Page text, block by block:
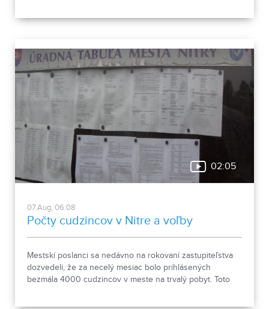
02:05
07.Aug, 06:08
Počty cudzincov v Nitre a voľby
Mestskí poslanci sa nedávno na rokovaní zastupiteľstva
dozvedeli, že za necelý mesiac bolo prihlásených
bezmála 4000 cudzincov v meste na trvalý pobyt. Toto